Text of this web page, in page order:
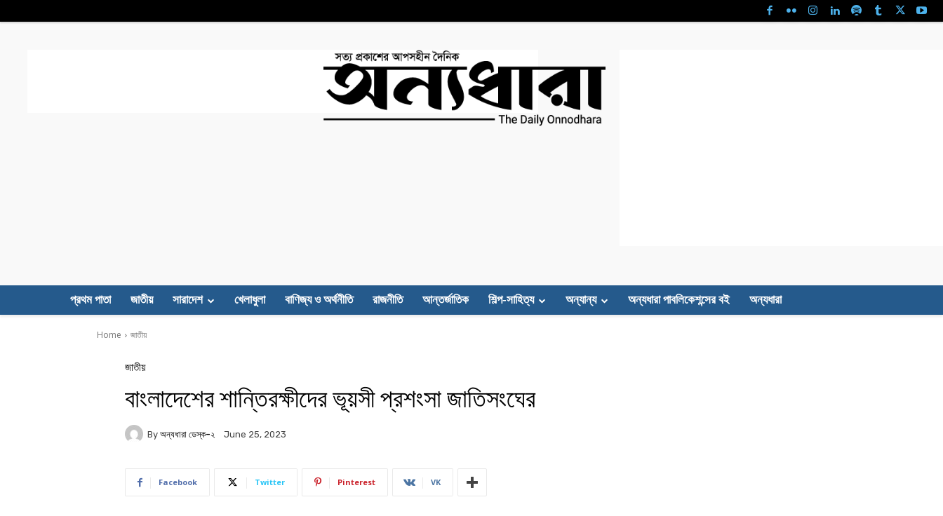
প্রথম পাতা জাতীয় সারাদেশ খেলাধুলা বাণিজ্য ও অর্থনীতি রাজনীতি আন্তর্জাতিক শিল্প-সাহিত্য অন্যান্য অন্যধারা পাবলিকেশন্সের বই অন্যধারা
Home জাতীয়
জাতীয়
বাংলাদেশের শান্তিরক্ষীদের ভূয়সী প্রশংসা জাতিসংঘের
By অন্যধারা ডেস্ক-২ June 25, 2023
Facebook Twitter Pinterest VK